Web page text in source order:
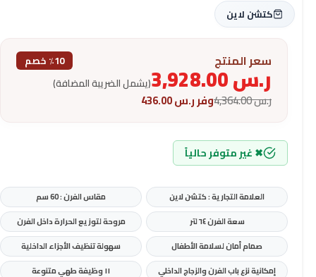
كتشن لاين
سعر المنتج ٪10 خصم
ر.س (يشمل الضريبة المضافة)
ر.س4,364.00 وفرر.س
✖ غير متوفر حالياً
العلامة التجارية : كتشن لاين
مقاس الفرن : 60 سم
سعة الفرن ٦٤ لتر
مروحة لتوزيع الحرارة داخل الفرن
صمام أمان لسلامة الأطفال
سهولة تنظيف الأجزاء الداخلية
إمكانية نزع باب الفرن والزجاج الداخلي
١١ وظيفة طهي متنوعة